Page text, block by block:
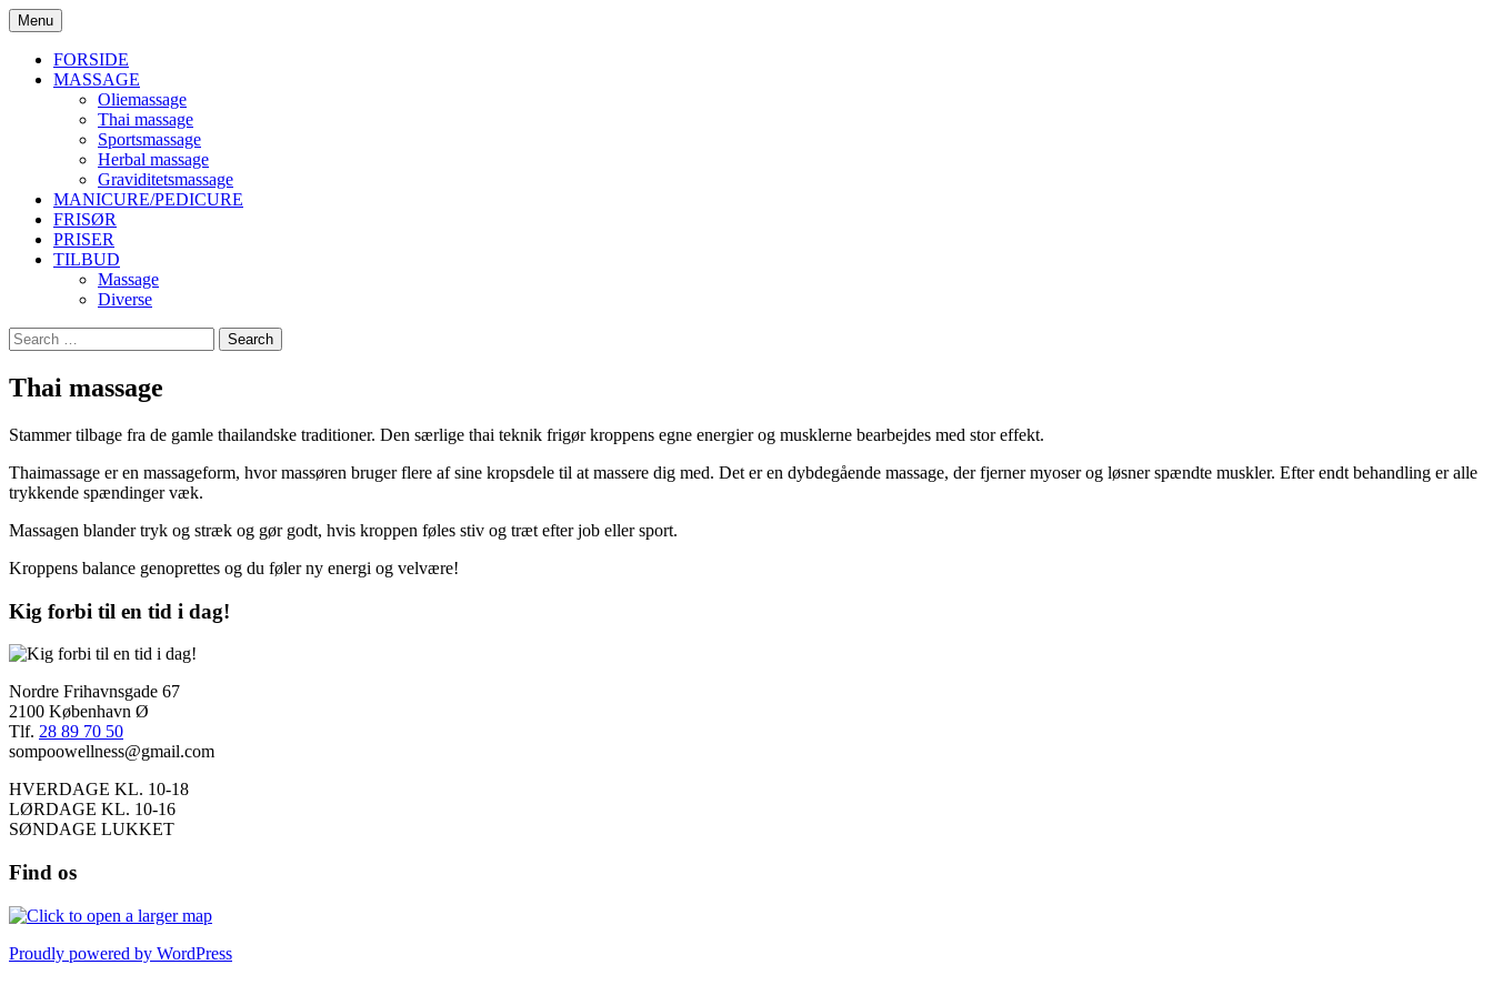
Sompoo Wellness
Menu Skip
to
content
FORSIDE
MASSAGE
Oliemassage
Thai massage
Sportsmassage
Herbal massage
Graviditetsmassage
MANICURE/PEDICURE
FRISØR
PRISER
TILBUD
Massage
Diverse
Search
for:
Thai massage
Stammer tilbage fra de gamle thailandske traditioner. Den særlige thai teknik frigør kroppens egne energier og musklerne bearbejdes med stor effekt.
Thaimassage er en massageform, hvor massøren bruger flere af sine kropsdele til at massere dig med. Det er en dybdegående massage, der fjerner myoser og løsner spændte muskler. Efter endt behandling er alle
trykkende spændinger væk.
Massagen blander tryk og stræk og gør godt, hvis kroppen føles stiv og træt efter job eller sport.
Kroppens balance genoprettes og du føler ny energi og velvære!
Kig forbi til en tid i dag!
Nordre Frihavnsgade 67
2100 København Ø
Tlf. 28 89 70 50
sompoowellness@gmail.com
HVERDAGE KL. 10-18
LØRDAGE KL. 10-16
SØNDAGE LUKKET
Find os
Proudly powered by WordPress